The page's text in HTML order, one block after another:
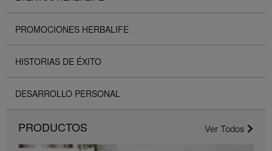
PROMOCIONES HERBALIFE
HISTORIAS DE ÉXITO
DESARROLLO PERSONAL
PRODUCTOS Ver Todos